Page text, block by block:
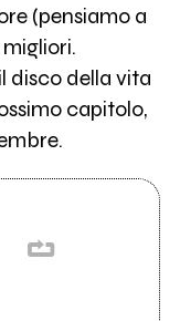
(pensiamo a
migliori.
disco della vita
capitolo,